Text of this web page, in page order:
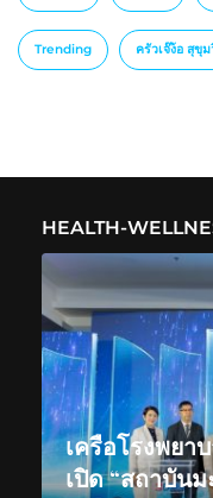
Trending ครัวเจ๊ง้อ สุขุ
HEALTH-
เครือโรงพยา
เปิด “สถาบันม